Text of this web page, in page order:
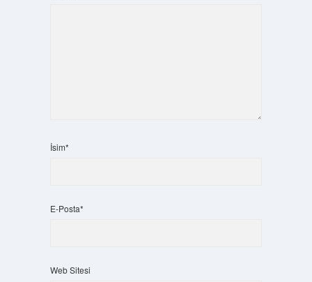
İsim*
E-Posta*
Web Sitesi